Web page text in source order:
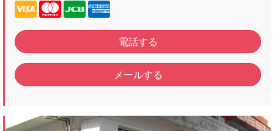
電話する
メールする